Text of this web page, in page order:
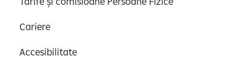
Cariere
Accesibilitate